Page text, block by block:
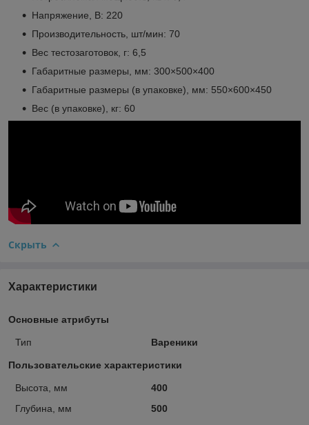
Напряжение, В: 220
Производительность, шт/мин: 70
Вес тестозаготовок, г: 6,5
Габаритные размеры, мм: 300×500×400
Габаритные размеры (в упаковке), мм: 550×600×450
Вес (в упаковке), кг: 60
Скрыть
Характеристики
Основные атрибуты
Тип Вареники
Пользовательские характеристики
Высота, мм
400
Глубина, мм
500